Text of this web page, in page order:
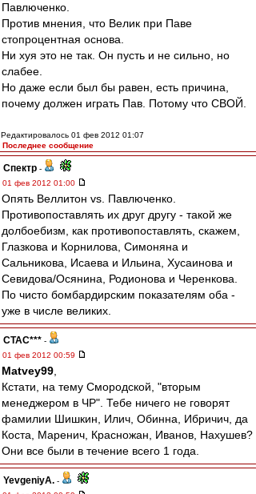
Павлюченко.
Против мнения, что Велик при Паве
стопроцентная основа.
Ни хуя это не так. Он пусть и не сильно, но
слабее.
Но даже если был бы равен, есть причина,
почему должен играть Пав. Потому что СВОЙ.
Редактировалось 01 фев 2012 01:07
Последнее сообщение
Спектр -
01 фев 2012 01:00
Опять Веллитон vs. Павлюченко.
Противопоставлять их друг другу - такой же
долбоебизм, как противопоставлять, скажем,
Глазкова и Корнилова, Симоняна и
Сальникова, Исаева и Ильина, Хусаинова и
Севидова/Осянина, Родионова и Черенкова.
По чисто бомбардирским показателям оба -
уже в числе великих.
CTAC*** -
01 фев 2012 00:59
Matvey99
Кстати, на тему Смородской, "вторым
менеджером в ЧР". Тебе ничего не говорят
фамилии Шишкин, Илич, Обинна, Ибричич, да
Коста, Маренич, Красножан, Иванов, Нахушев?
Они все были в течение всего 1 года.
YevgeniyA. -